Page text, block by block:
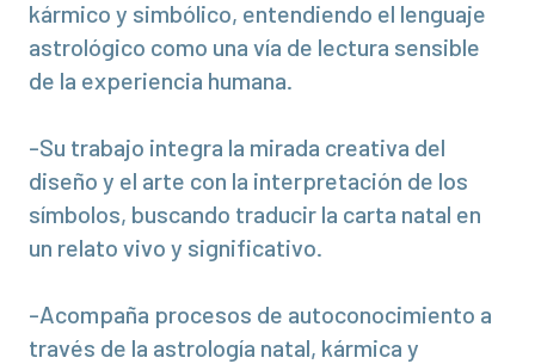
kármico y simbólico, entendiendo el lenguaje
astrológico como una vía de lectura sensible
de la experiencia humana.
-Su trabajo integra la mirada creativa del
diseño y el arte con la interpretación de los
símbolos, buscando traducir la carta natal en
un relato vivo y significativo.
-Acompaña procesos de autoconocimiento a
través de la astrología natal, kármica y